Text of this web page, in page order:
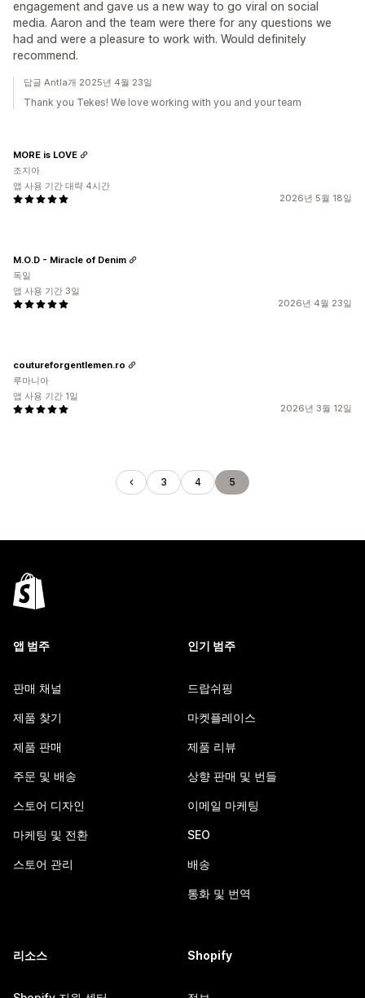
engagement and gave us a new way to go viral on social
media. Aaron and the team were there for any questions we
had and were a pleasure to work with. Would definitely
recommend.
답글 Antla개 2025년 4월 23일
Thank you Tekes! We love working with you and your team
2026년 5월 18일
MORE is LOVE
조지아
앱 사용 기간 대략 4시간
2026년 4월 23일
M.O.D - Miracle of Denim
독일
앱 사용 기간 3일
2026년 3월 12일
coutureforgentlemen.ro
루마니아
앱 사용 기간 1일
3 4 5
앱 범주
판매 채널
제품 찾기
제품 판매
주문 및 배송
스토어 디자인
마케팅 및 전환
스토어 관리
인기 범주
드랍쉬핑
마켓플레이스
제품 리뷰
상향 판매 및 번들
이메일 마케팅
SEO
배송
통화 및 번역
리소스 Shopify